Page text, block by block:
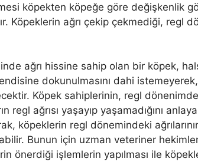
köpekten köpeğe göre değişkenlik
Köpeklerin ağrı çekip çekmediği, regl
ağrı hissine sahip olan bir köpek,
dokunulmasını dahi
Köpek sahiplerinin, regl dönenimde
regl ağrısı yaşayıp yaşamadığını
köpeklerin regl dönemindeki
Bunun için uzman veteriner
önerdiği işlemlerin yapılması ile